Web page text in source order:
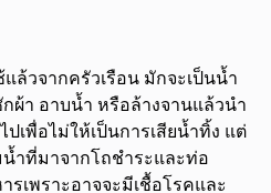
ล้วจากครัวเรือน มักจะเป็นน้ำ
ผ้า อาบน้ำ หรือล้างจานแล้วนำ
เพื่อไม่ให้เป็นการเสียน้ำทิ้ง แต่
ำที่มาจากโถชำระและท่อ
รเพราะอาจจะมีเชื้อโรคและ